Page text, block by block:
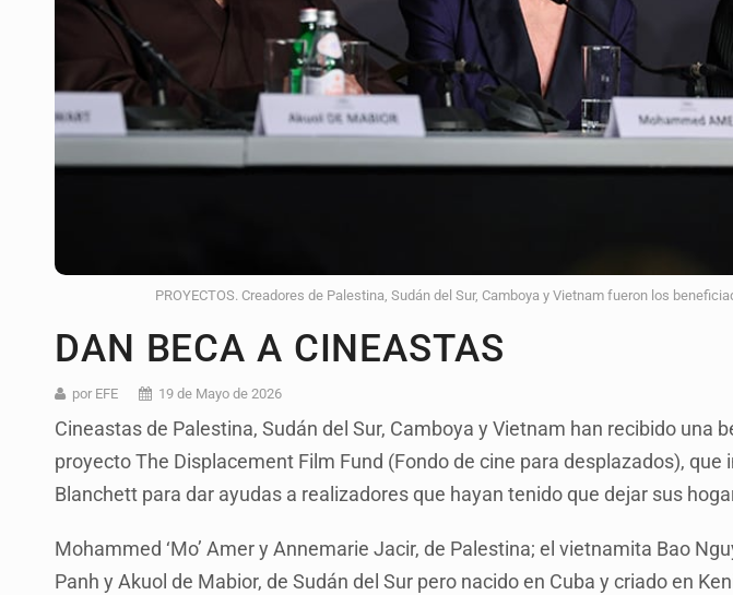
Catean casa por esquema de fraude telefónico
PROYECTOS. Creadores de Palestina, Sudán del Sur, Camboya y Vietnam fueron los
DAN BECA A CINEASTAS
por EFE 19 de Mayo de 2026
Cineastas de Palestina, Sudán del Sur, Camboya y Vietnam han recibido una
proyecto The Displacement Film Fund (Fondo de cine para desplazados), que
Blanchett para dar ayudas a realizadores que hayan tenido que dejar sus
Mohammed ‘Mo’ Amer y Annemarie Jacir, de Palestina; el vietnamita Bao
Panh y Akuol de Mabior, de Sudán del Sur pero nacido en Cuba y criado en